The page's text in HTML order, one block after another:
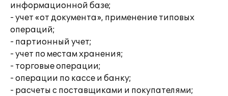
информационной базе;
- учет «от документа», применение типовых
операций;
- партионный учет;
- учет по местам хранения;
- торговые операции;
- операции по кассе и банку;
- расчеты с поставщиками и покупателями;